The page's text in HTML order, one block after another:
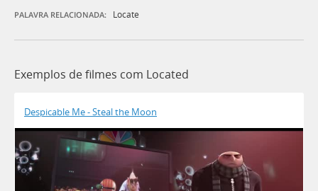
PALAVRA RELACIONADA: Locate
Exemplos de filmes com Located
Despicable Me - Steal the Moon